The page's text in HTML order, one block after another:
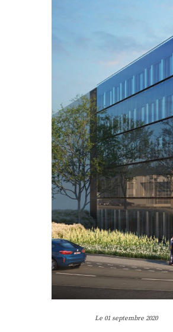
Le 01 septembre 2020